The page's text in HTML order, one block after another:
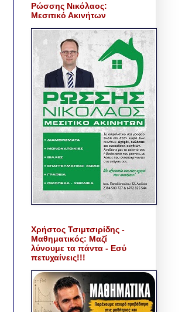
Ρώσσης Νικόλαος:
Μεσιτικό Ακινήτων
Χρήστος Τσιμτσιρίδης -
Μαθηματικός: Μαζί
λύνουμε τα πάντα - Εσύ
πετυχαίνεις!!!